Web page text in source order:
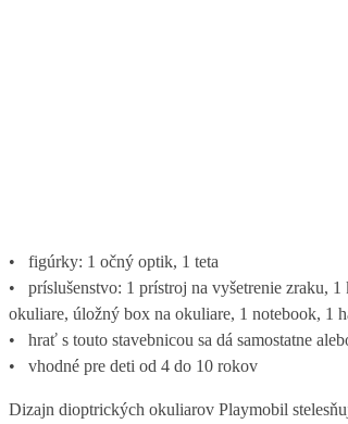
• figúrky: 1 očný optik, 1 teta
• príslušenstvo: 1 prístroj na vyšetrenie zraku, 1
okuliare, úložný box na okuliare, 1 notebook, 1
• hrať s touto stavebnicou sa dá samostatne
• vhodné pre deti od 4 do 10 rokov
Dizajn dioptrických okuliarov Playmobil